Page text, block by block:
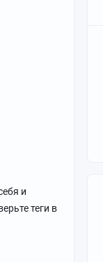
и
теги в